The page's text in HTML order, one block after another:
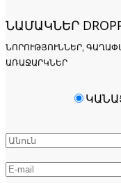
ՆԱՄԱԿՆԵՐ
ՆՈՐՈՒԹՅՈՒՆՆԵՐ,
ՌԱՋԱՐԿՆԵՐ